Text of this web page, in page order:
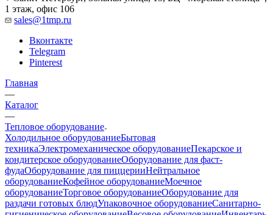
1 этаж, офис 106
sales@1tmp.ru
Вконтакте
Telegram
Pinterest
Главная
—
Каталог
—
Тепловое оборудование
Холодильное оборудованиеБытовая
техникаЭлектромеханическое оборудованиеПекарское и
кондитерское оборудованиеОборудование для фаст-
фудаОборудование для пиццерииНейтральное
оборудованиеКофейное оборудованиеМоечное
оборудованиеТорговое оборудованиеОборудование для
раздачи готовых блюдУпаковочное оборудованиеСанитарно-